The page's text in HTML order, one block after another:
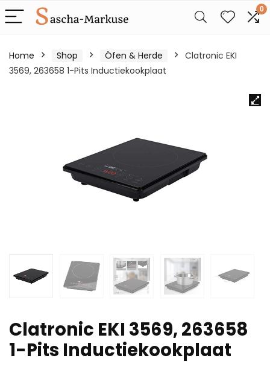
0
Home Shop Öfen & Herde
Clatronic EKI
3569, 263658 1-Pits Inductiekookplaat
Clatronic EKI 3569, 263658
1-Pits Inductiekookplaat